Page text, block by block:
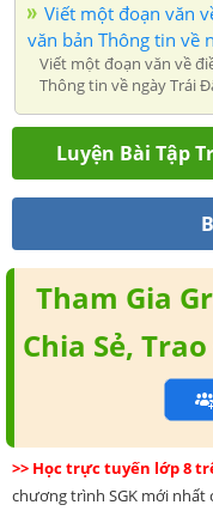
Viết một đoạn văn
văn bản Thông tin về
Viết một đoạn văn về
Thông tin về ngày Trái
Luyện Bài Tập
Tham Gia
Chia Sẻ,
>> Học trực tuyến lớp 8
chương trình SGK mới nhất